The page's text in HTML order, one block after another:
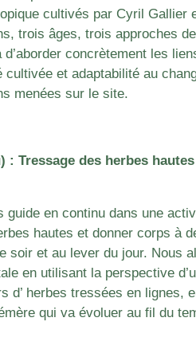
cultivés par Cyril Gallier
trois âges, trois approches
concrètement les
et adaptabilité au
menées sur le site.
: Tressage des herbes
guide en continu dans une
hautes et donner corps à
soir et au lever du jour. Nous
en utilisant la perspective
d’ herbes tressées en lignes,
qui va évoluer au fil du